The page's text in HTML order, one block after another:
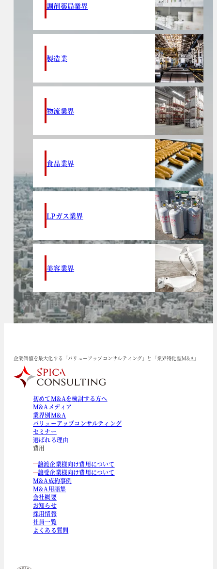
調剤薬局業界
製造業
物流業界
食品業界
LPガス業界
美容業界
企業価値を最大化する「バリューアップコンサルティング」と「業界特化型M&A」
初めてM&Aを検討する方へ
M&Aメディア
業界別M&A
バリューアップコンサルティング
セミナー
選ばれる理由
費用
譲渡企業様向け費用について
譲受企業様向け費用について
M&A成約事例
M&A用語集
会社概要
お知らせ
採用情報
社員一覧
よくある質問